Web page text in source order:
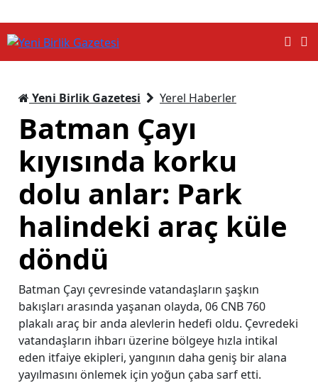
Yeni Birlik Gazetesi Yerel Haberler
Batman Çayı
kıyısında korku
dolu anlar: Park
halindeki araç küle
döndü
Batman Çayı çevresinde vatandaşların şaşkın
bakışları arasında yaşanan olayda, 06 CNB 760
plakalı araç bir anda alevlerin hedefi oldu. Çevredeki
vatandaşların ihbarı üzerine bölgeye hızla intikal
eden itfaiye ekipleri, yangının daha geniş bir alana
yayılmasını önlemek için yoğun çaba sarf etti.